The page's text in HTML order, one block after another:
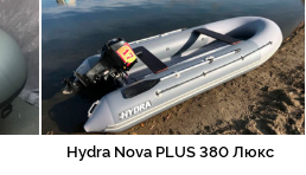
Hydra Nova PLUS 380 Люкс